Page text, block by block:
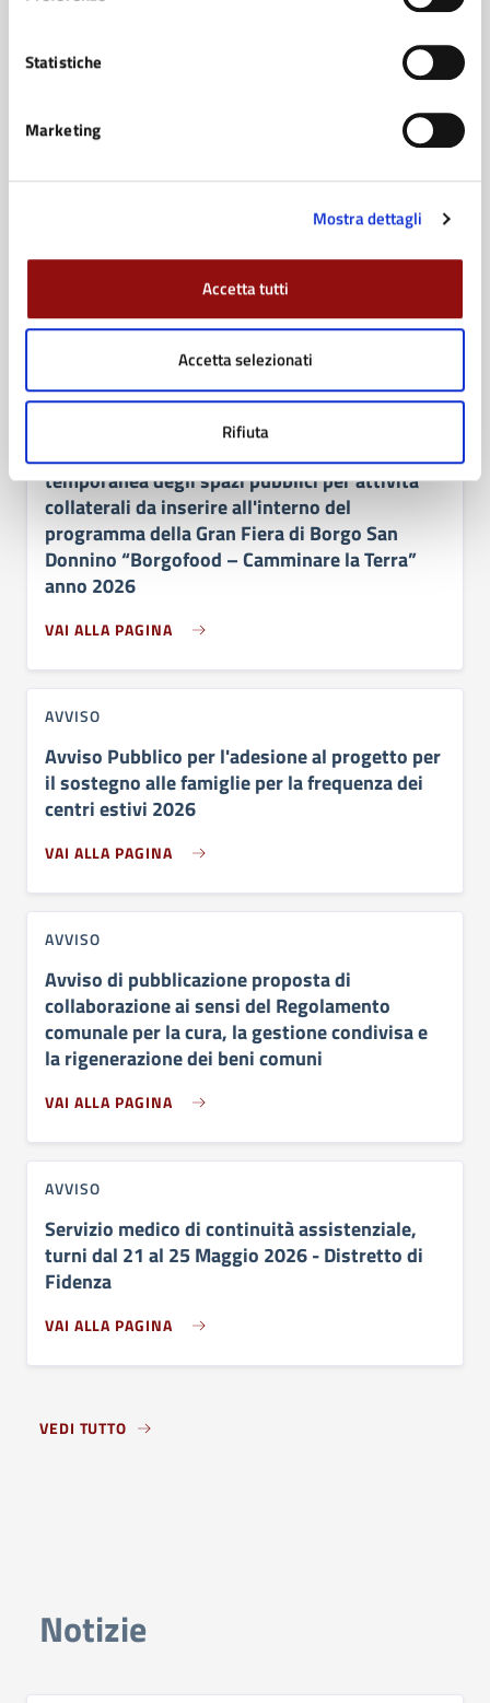
Statistiche
Marketing
Mostra dettagli
Accetta tutti
Accetta selezionati
Rifiuta
economico per il pagamento dei canoni di
Avviso di selezione per il conferimento di
incarico di responsabilità del servizio di
Polizia Locale
AVVISO
Avviso pubblico per la manifestazione di
interesse finalizzata all’eventuale concessione
temporanea degli spazi pubblici per attività
collaterali da inserire all'interno del
programma della Gran Fiera di Borgo San
Donnino “Borgofood – Camminare la Terra”
anno 2026
VAI ALLA PAGINA
AVVISO
Avviso Pubblico per l'adesione al progetto per
il sostegno alle famiglie per la frequenza dei
centri estivi 2026
VAI ALLA PAGINA
AVVISO
Avviso di pubblicazione proposta di
collaborazione ai sensi del Regolamento
comunale per la cura, la gestione condivisa e
la rigenerazione dei beni comuni
VAI ALLA PAGINA
AVVISO
Servizio medico di continuità assistenziale,
turni dal 21 al 25 Maggio 2026 - Distretto di
Fidenza
VAI ALLA PAGINA
VEDI TUTTO
Notizie